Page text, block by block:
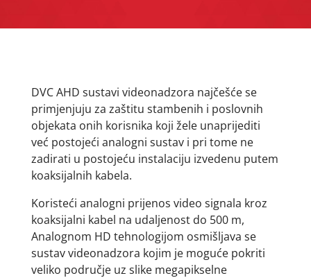
DVC AHD sustavi videonadzora najčešće se
primjenjuju za zaštitu stambenih i poslovnih
objekata onih korisnika koji žele unaprijediti
već postojeći analogni sustav i pri tome ne
zadirati u postojeću instalaciju izvedenu putem
koaksijalnih kabela.
Koristeći analogni prijenos video signala kroz
koaksijalni kabel na udaljenost do 500 m,
Analognom HD tehnologijom osmišljava se
sustav videonadzora kojim je moguće pokriti
veliko područje uz slike megapikselne